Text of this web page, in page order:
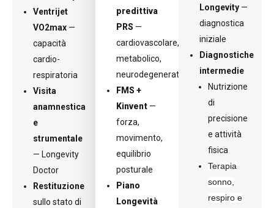
Ventrijet
VO2max —
capacità
cardio-
respiratoria
Visita
anamnestica
e
strumentale
— Longevity
Doctor
Restituzione
sullo stato di
predittiva
PRS —
cardiovascolare,
metabolico,
neurodegenerativo
FMS +
Kinvent —
forza,
movimento,
equilibrio
posturale
Piano
Longevità
Longevity —
diagnostica
iniziale
Diagnostiche
intermedie
Nutrizione
di
precisione
e attività
fisica
Terapia
sonno,
respiro e